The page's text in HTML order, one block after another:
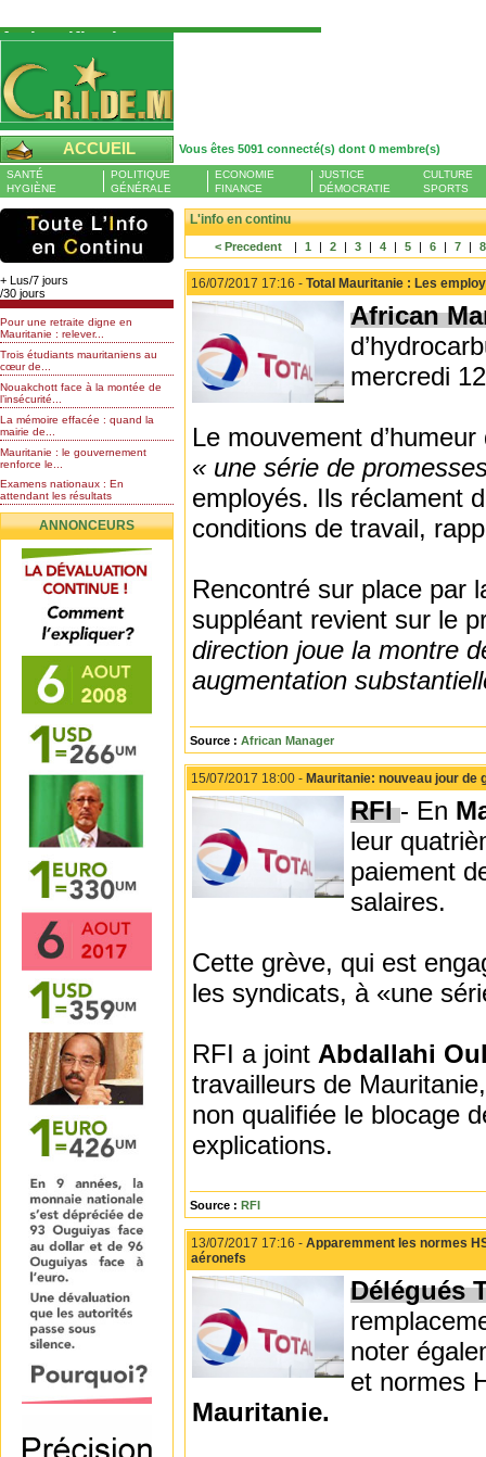
Authentification
Pour S'authentifier veuillez fournir votre
Pseudo et Mot de passer et cliquez sur : Se
connecter
Pseudo
Mot de passe
ACCUEIL Vous êtes 5091 connecté(s) dont 0 membre(s)
Liste des membres en ligne (0)
SANTÉ
HYGIÈNE
POLITIQUE
GÉNÉRALE
ECONOMIE
FINANCE
JUSTICE
DÉMOCRATIE
CULTURE
SPORTS
+ Lus/7 jours
/30 jours
Pour une retraite digne en
Mauritanie : relever...
Trois étudiants mauritaniens au
cœur de...
Nouakchott face à la montée de
l’insécurité...
La mémoire effacée : quand la
mairie de...
Mauritanie : le gouvernement
renforce le...
Examens nationaux : En
attendant les résultats
Nomination de l’Honorable Diye
Ba au poste de...
Mauritanie : les résultats du
baccalauréat 2026...
Mauritanie : Les 10 premiers au
BEPC 2026
Un syndicat de l’enseignement
rejette la...
ANNONCEURS
L'info en continu
< Precedent | 1 | 2 | 3 | 4 | 5 | 6 | 7 | 8
16/07/2017 17:16 - Total Mauritanie : Les
African
mercredi
Le mouvement
« une série de
employés. Ils réclament
conditions de travail,
Rencontré sur place par
suppléant revient sur le
direction joue la montre
augmentation
Source : African Manager
15/07/2017 18:00 - Mauritanie: nouveau jour de
RFI- En
leur
paiement
salaires.
Cette grève, qui est
les syndicats, à «une
RFI a joint Abdallahi
travailleurs de
non qualifiée le blocage
explications.
Source : RFI
13/07/2017 17:16 - Apparemment les normes
aéronefs
Délégués
noter
et normes
Mauritanie.